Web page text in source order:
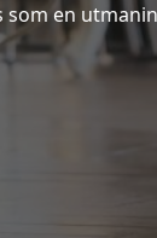
som en